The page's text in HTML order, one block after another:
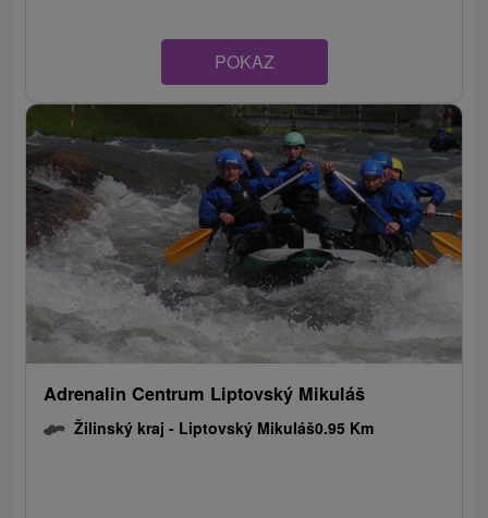
POKAZ
Adrenalin Centrum Liptovský Mikuláš
Žilinský kraj - Liptovský Mikuláš0.95 Km